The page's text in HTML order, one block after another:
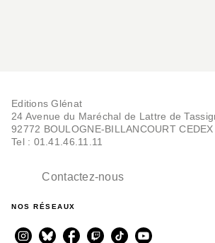
Editions Glénat
24 Avenue du Maréchal de Lattre de
92772 BOULOGNE-BILLANCOURT CEDEX
Tel : 01.41.46.11.11
Contactez-nous
NOS RÉSEAUX